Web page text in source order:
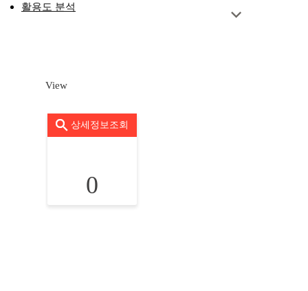
활용도 분석
View
상세정보조회
0